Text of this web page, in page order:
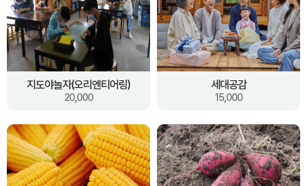
지도야놀자(오리엔티어링)
20,000
세대공감
15,000